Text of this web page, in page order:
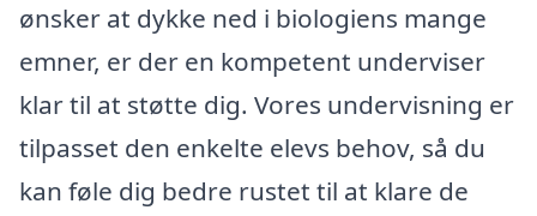
ønsker at dykke ned i biologiens mange
emner, er der en kompetent underviser
klar til at støtte dig. Vores undervisning er
tilpasset den enkelte elevs behov, så du
kan føle dig bedre rustet til at klare de